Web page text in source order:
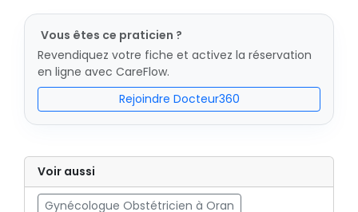
Vous êtes ce praticien ?
Revendiquez votre fiche et activez la réservation
en ligne avec CareFlow.
Rejoindre Docteur360
Voir aussi
Gynécologue Obstétricien à Oran